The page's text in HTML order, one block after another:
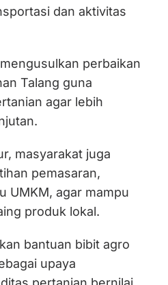
dan aktivitas
perbaikan
Talang guna
agar lebih
masyarakat juga
pemasaran,
UMKM, agar mampu
produk lokal.
bantuan bibit agro
upaya